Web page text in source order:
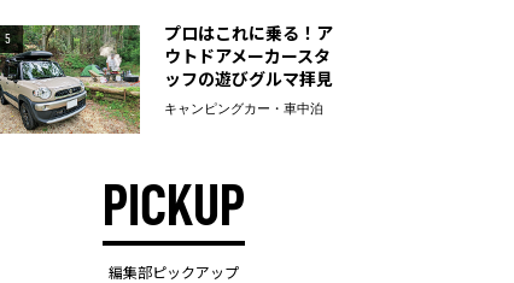
5
プロはこれに乗る！ア
ウトドアメーカースタ
ッフの遊びグルマ拝見
キャンピングカー・車中泊
PICKUP
編集部ピックアップ